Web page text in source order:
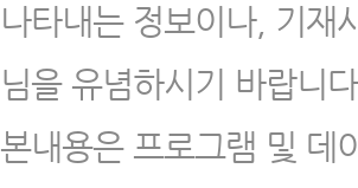
나타내는 정보이나, 기재
님을 유념하시기 바랍니
본내용은 프로그램 및 데